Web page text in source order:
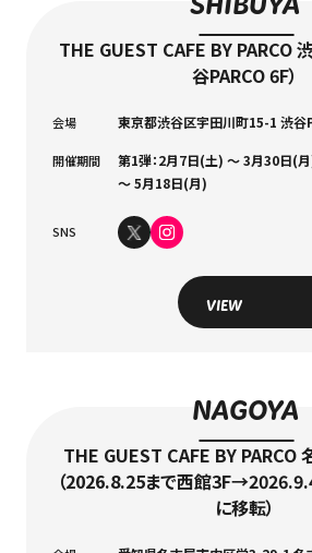
ACCESS
オンラインショップ
FAQ
アーカイブ
Language
English
中文（繁）
한국
SHIBUYA
THE GUEST CAFE BY PARCO
谷PARCO 6F）
会場 東京都渋⾕区宇⽥川町15-1 渋⾕
開催期間
第1弾：2月7日(土) ～ 3月30日(
～ 5月18日(月)
SNS
VIEW
NAGOYA
THE GUEST CAFE BY PARCO
（2026.8.25まで西館
に移転）